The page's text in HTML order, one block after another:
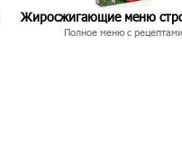
Жиросжигающие меню
Полное меню с рецептами